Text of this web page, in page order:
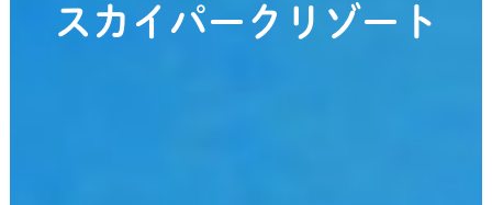
スカイパークリゾート